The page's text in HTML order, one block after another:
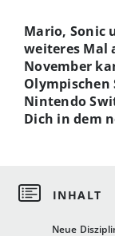
Neue
Mario, Sonic
weiteres Mal
November
Olympischen
Nintendo
Dich in dem